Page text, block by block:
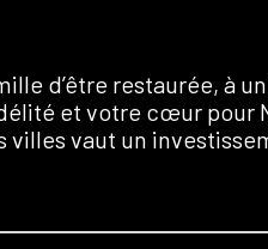
d’être restaurée, à
et votre cœur pour
villes vaut un